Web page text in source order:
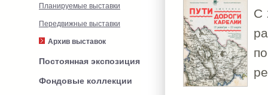
Планируемые выставки
Передвижные выставки
Архив выставок
Постоянная экспозиция
Фондовые коллекции
С